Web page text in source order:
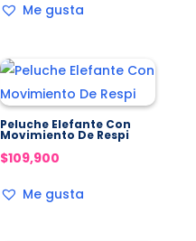
Me gusta
Peluche Elefante Con
Movimiento De Respi
$109,900
Me gusta